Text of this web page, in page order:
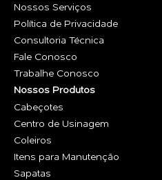
Nossos Serviços
Política de Privacidade
Consultoria Técnica
Fale Conosco
Trabalhe Conosco
Nossos Produtos
Cabeçotes
Centro de Usinagem
Coleiros
Itens para Manutenção
Sapatas